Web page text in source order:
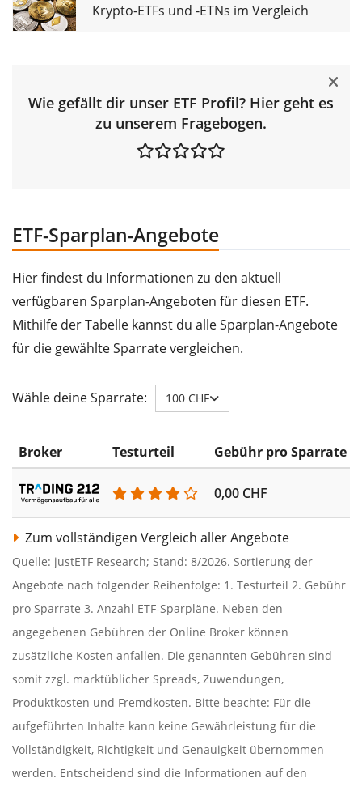
Krypto-ETFs und -ETNs im Vergleich
Wie gefällt dir unser ETF Profil? Hier geht es
zu unserem Fragebogen.
ETF-Sparplan-Angebote
Hier findest du Informationen zu den aktuell
verfügbaren Sparplan-Angeboten für diesen ETF.
Mithilfe der Tabelle kannst du alle Sparplan-Angebote
für die gewählte Sparrate vergleichen.
Wähle deine Sparrate: 100 CHF
Broker Testurteil Gebühr pro Sparrate
0,00 CHF
Zum vollständigen Vergleich aller Angebote
Quelle: justETF Research; Stand: 8/2026. Sortierung der
Angebote nach folgender Reihenfolge: 1. Testurteil 2. Gebühr
pro Sparrate 3. Anzahl ETF-Sparpläne. Neben den
angegebenen Gebühren der Online Broker können
zusätzliche Kosten anfallen. Die genannten Gebühren sind
somit zzgl. marktüblicher Spreads, Zuwendungen,
Produktkosten und Fremdkosten. Bitte beachte: Für die
aufgeführten Inhalte kann keine Gewährleistung für die
Vollständigkeit, Richtigkeit und Genauigkeit übernommen
werden. Entscheidend sind die Informationen auf den